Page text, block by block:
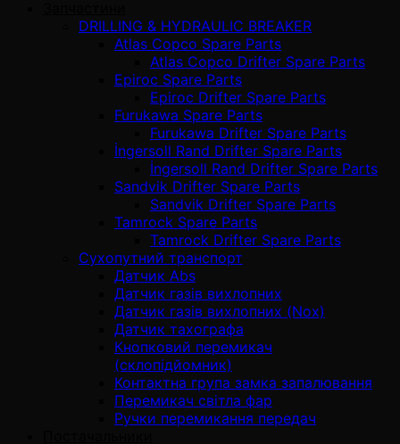
DRILLING & HYDRAULIC BREAKER
Atlas Copco Spare Parts
Atlas Copco Drifter Spare Parts
Epiroc Spare Parts
Epiroc Drifter Spare Parts
Furukawa Spare Parts
Furukawa Drifter Spare Parts
İngersoll Rand Drifter Spare Parts
İngersoll Rand Drifter Spare Parts
Sandvik Drifter Spare Parts
Sandvik Drifter Spare Parts
Tamrock Spare Parts
Tamrock Drifter Spare Parts
Сухопутний транспорт
Датчик Abs
Датчик газів вихлопних
Датчик газів вихлопних (Nox)
Датчик тахографа
Кнопковий перемикач
(склопідйомник)
Контактна група замка запалювання
Перемикач світла фар
Ручки перемикання передач